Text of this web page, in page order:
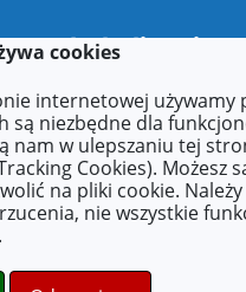
Lokalizacja
Plac Niepodległości 1
62-510 Konin
Kontakt
E-mail:
cookies
internetowej używamy
są niezbędne dla
nam w ulepszaniu tej
Cookies). Możesz
na pliki cookie.
nie wszystkie